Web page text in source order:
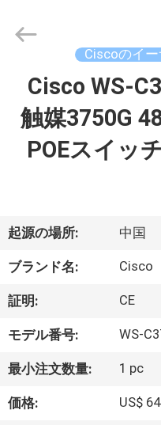
へ
ビ
デ
オ
わ
た
LonRise
Equipment
Ciscoのイ
Cisco WS-
触媒3750G
POEスイッ
起源の場所: 中国
ブランド名: Cisco
証明: CE
モデル番号: WS-
最小注文数量: 1 pc
価格: US$